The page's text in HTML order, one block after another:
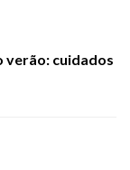
verão: cuidados